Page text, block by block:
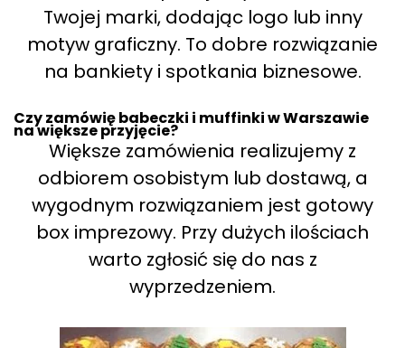
Twojej marki, dodając logo lub inny
motyw graficzny. To dobre rozwiązanie
na bankiety i spotkania biznesowe.
Czy zamówię babeczki i muffinki w Warszawie
na większe przyjęcie?
Większe zamówienia realizujemy z
odbiorem osobistym lub dostawą, a
wygodnym rozwiązaniem jest gotowy
box imprezowy. Przy dużych ilościach
warto zgłosić się do nas z
wyprzedzeniem.